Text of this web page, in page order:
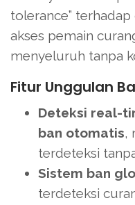
tolerance”
akses pemain
menyeluruh tanpa
Fitur Unggulan
Deteksi real-
ban otomatis,
terdeteksi
Sistem ban
terdeteksi